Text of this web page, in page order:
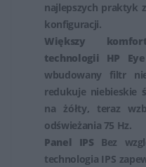
Monitory HP są cenione
domowych, jak i
różnorodność, jakość
różnych zastosowań.
które mogą spełnić
użytkowników, jak i
wysokiej jakości obrazu
precyzji i dokładności.
najlepszych praktyk
konfiguracji.
Większy
technologii HP
wbudowany filtr
redukuje niebieskie
na żółty, teraz
odświeżania 75 Hz.
Panel IPS Bez
technologia IPS